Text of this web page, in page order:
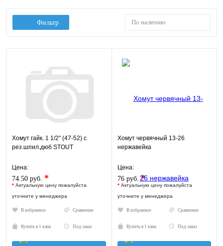
Фильтр По наличию
Хомут гайк. 1 1/2" (47-52) с
рез.шпил.дюб STOUT
Цена:
74.50 руб. *
* Актуальную цену пожалуйста
уточните у менеджера
В избранное Сравнение
Купить в 1 клик Под заказ
Хомут червячный 13-26
нержавейка
Цена:
76 руб.*
* Актуальную цену пожалуйста
уточните у менеджера
В избранное Сравнение
Купить в 1 клик Под заказ